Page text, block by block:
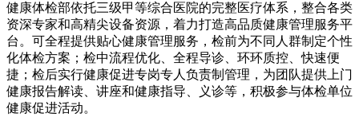
健康体检部依托三级甲等综合医院的完整医疗体系，整合各类
资深专家和高精尖设备资源，着力打造高品质健康管理服务平
台。可全程提供贴心健康管理服务，检前为不同人群制定个性
化体检方案；检中流程优化、全程导诊、环环质控、快速便
捷；检后实行健康促进专岗专人负责制管理，为团队提供上门
健康报告解读、讲座和健康指导、义诊等，积极参与体检单位
健康促进活动。